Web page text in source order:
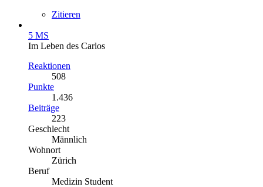
Zitieren
5 MS
Im Leben des Carlos
Reaktionen
508
Punkte
1.436
Beiträge
223
Geschlecht
Männlich
Wohnort
Zürich
Beruf
Medizin Student